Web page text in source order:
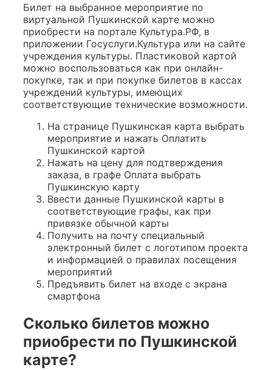
Билет на выбранное мероприятие по
виртуальной Пушкинской карте можно
приобрести на портале Культура.РФ, в
приложении Госуслуги.Культура или на сайте
учреждения культуры. Пластиковой картой
можно воспользоваться как при онлайн-
покупке, так и при покупке билетов в кассах
учреждений культуры, имеющих
соответствующие технические возможности.
На странице Пушкинская карта выбрать
мероприятие и нажать Оплатить
Пушкинской картой
Нажать на цену для подтверждения
заказа, в графе Оплата выбрать
Пушкинскую карту
Ввести данные Пушкинской карты в
соответствующие графы, как при
привязке обычной карты
Получить на почту специальный
электронный билет с логотипом проекта
и информацией о правилах посещения
мероприятий
Предъявить билет на входе с экрана
смартфона
Сколько билетов можно
приобрести по Пушкинской
карте?